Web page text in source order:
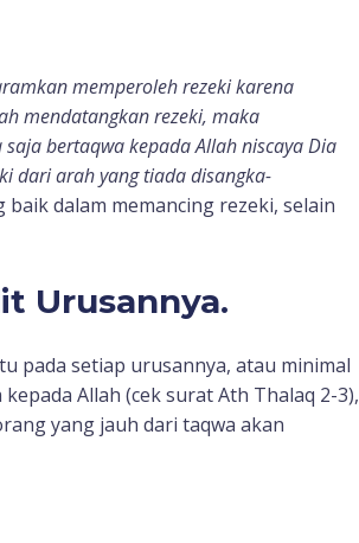
memperoleh rezeki karena
mendatangkan rezeki, maka
bertaqwa kepada Allah niscaya Dia
dari arah yang tiada disangka-
dalam memancing rezeki, selain
Urusannya.
pada setiap urusannya, atau minimal
Allah (cek surat Ath Thalaq 2-3),
yang jauh dari taqwa akan